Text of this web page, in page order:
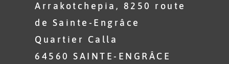
Arrakotchepia, 8250 route
de Sainte-Engrâce
Quartier Calla
64560 SAINTE-ENGRÂCE